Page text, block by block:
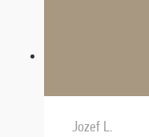
Jozef L.